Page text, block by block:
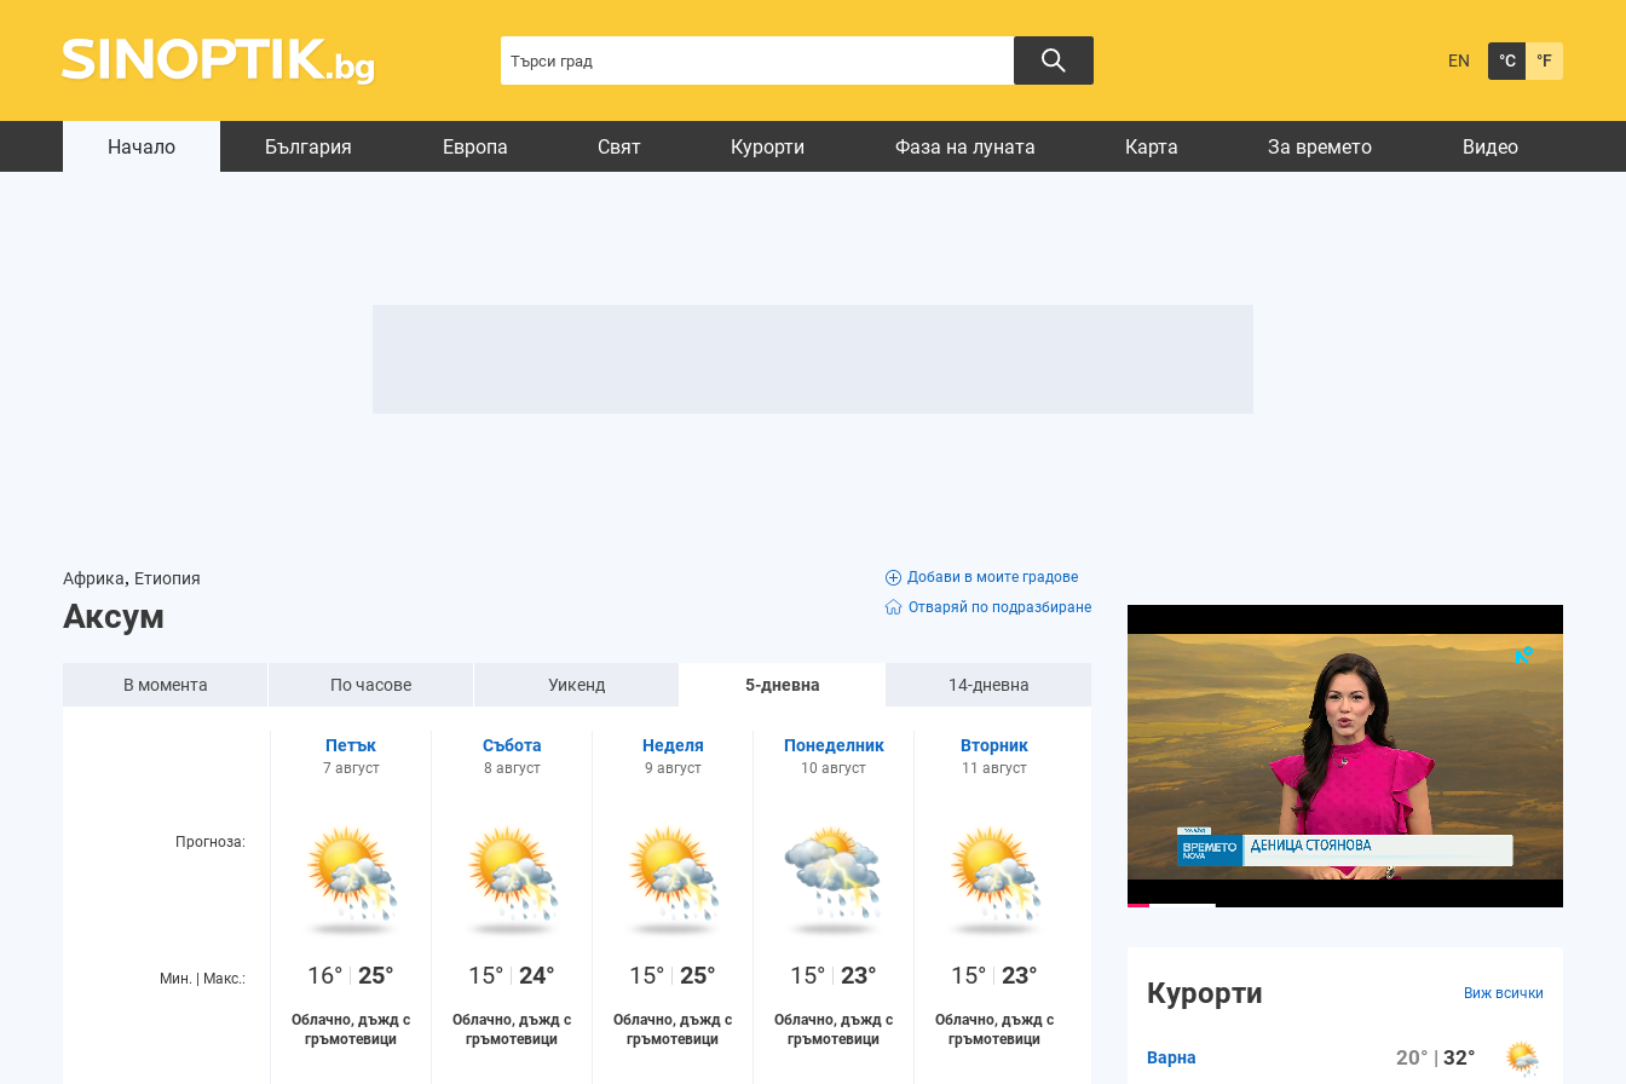
EN °C °F
Начало България Европа Свят Курорти Фаза на луната Карта За времето Видео
Африка, Етиопия
Аксум
Добави в моите градове
Отваряй по подразбиране
В момента По часове Уикенд 5-дневна 14-дневна
Прогноза:
Мин. | Макс.:
Петък
7 август
16° 25°
Облачно, дъжд с
гръмотевици
Събота
8 август
15° 24°
Облачно, дъжд с
гръмотевици
Неделя
9 август
15° 25°
Облачно, дъжд с
гръмотевици
Понеделник
10 август
15° 23°
Облачно, дъжд с
гръмотевици
Вторник
11 август
15° 23°
Облачно, дъжд с
гръмотевици
Курорти Виж всички
Варна 20° |32°